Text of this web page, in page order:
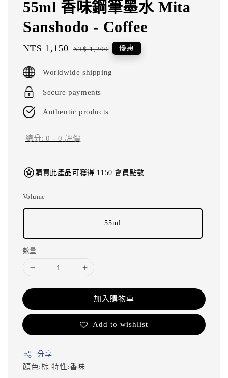
55ml 香味鋼筆墨水 Mita
Sanshodo - Coffee
Sale
NT$ 1,150 Regular
NT$ 1,200 優惠
Worldwide shipping
Secure payments
Authentic products
總分:0 - 0 評價
購買此產品可獲得 1150 會員點數
Volume
55ml
數量
加入購物車
Add to wishlist
分享
顏色:棕 特性:香味